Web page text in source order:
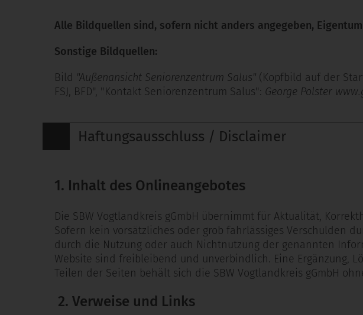
Alle Bildquellen sind, sofern nicht anders angegeben,
Sonstige Bildquellen:
Bild "Außenansicht Seniorenzentrum Salus" (Kopfbild auf der
FSJ, BFD", "Kontakt Seniorenzentrum Salus": George Polster
Haftungsausschluss / Disclaimer
1. Inhalt des Onlineangebotes
Die SBW Vogtlandkreis gGmbH übernimmt für Aktualität,
Sofern kein vorsätzliches oder grob fahrlässiges Verschulden
durch die Nutzung oder auch Nichtnutzung der genannten
Website sind freibleibend und unverbindlich. Eine Ergänzung,
Teilen der Seiten behält sich die SBW Vogtlandkreis gGmbH
2. Verweise und Links